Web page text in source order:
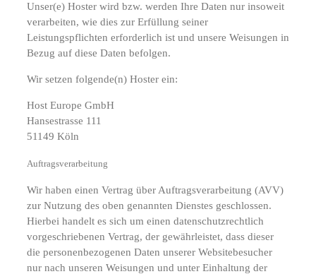
Unser(e) Hoster wird bzw. werden Ihre Daten nur insoweit
verarbeiten, wie dies zur Erfüllung seiner
Leistungspflichten erforderlich ist und unsere Weisungen in
Bezug auf diese Daten befolgen.
Wir setzen folgende(n) Hoster ein:
Host Europe GmbH
Hansestrasse 111
51149 Köln
Auftragsverarbeitung
Wir haben einen Vertrag über Auftragsverarbeitung (AVV)
zur Nutzung des oben genannten Dienstes geschlossen.
Hierbei handelt es sich um einen datenschutzrechtlich
vorgeschriebenen Vertrag, der gewährleistet, dass dieser
die personenbezogenen Daten unserer Websitebesucher
nur nach unseren Weisungen und unter Einhaltung der